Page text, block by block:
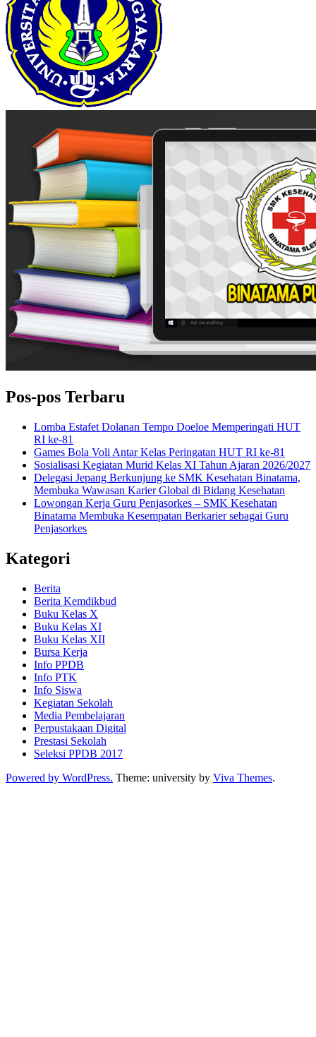
Pos-pos Terbaru
Lomba Estafet Dolanan Tempo Doeloe Memperingati HUT
RI ke-81
Games Bola Voli Antar Kelas Peringatan HUT RI ke-81
Sosialisasi Kegiatan Murid Kelas XI Tahun Ajaran 2026/2027
Delegasi Jepang Berkunjung ke SMK Kesehatan Binatama,
Membuka Wawasan Karier Global di Bidang Kesehatan
Lowongan Kerja Guru Penjasorkes – SMK Kesehatan
Binatama Membuka Kesempatan Berkarier sebagai Guru
Penjasorkes
Kategori
Berita
Berita Kemdikbud
Buku Kelas X
Buku Kelas XI
Buku Kelas XII
Bursa Kerja
Info PPDB
Info PTK
Info Siswa
Kegiatan Sekolah
Media Pembelajaran
Perpustakaan Digital
Prestasi Sekolah
Seleksi PPDB 2017
Powered by WordPress. Theme: university by Viva Themes.